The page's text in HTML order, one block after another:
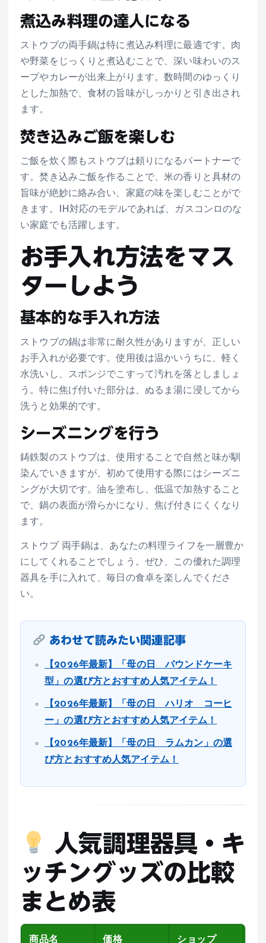
煮込み料理の達人になる
ストウブの両手鍋は特に煮込み料理に最適です。肉
や野菜をじっくりと煮込むことで、深い味わいのス
ープやカレーが出来上がります。数時間のゆっくり
とした加熱で、食材の旨味がしっかりと引き出され
ます。
焚き込みご飯を楽しむ
ご飯を炊く際もストウブは頼りになるパートナーで
す。焚き込みご飯を作ることで、米の香りと具材の
旨味が絶妙に絡み合い、家庭の味を楽しむことがで
きます。IH対応のモデルであれば、ガスコンロのな
い家庭でも活躍します。
お手入れ方法をマス
ターしよう
基本的な手入れ方法
ストウブの鍋は非常に耐久性がありますが、正しい
お手入れが必要です。使用後は温かいうちに、軽く
水洗いし、スポンジでこすって汚れを落としましょ
う。特に焦げ付いた部分は、ぬるま湯に浸してから
洗うと効果的です。
シーズニングを行う
鋳鉄製のストウブは、使用することで自然と味が馴
染んでいきますが、初めて使用する際にはシーズニ
ングが大切です。油を塗布し、低温で加熱すること
で、鍋の表面が滑らかになり、焦げ付きにくくなり
ます。
ストウブ 両手鍋は、あなたの料理ライフを一層豊か
にしてくれることでしょう。ぜひ、この優れた調理
器具を手に入れて、毎日の食卓を楽しんでくださ
い。
あわせて読みたい関連記事
【2026年最新】「母の日 パウンドケーキ
型」の選び方とおすすめ人気アイテム！
【2026年最新】「母の日 ハリオ コーヒ
ー」の選び方とおすすめ人気アイテム！
【2026年最新】「母の日 ラムカン」の選
び方とおすすめ人気アイテム！
人気調理器具・キ
ッチングッズの比較
まとめ表
商品名 価格 ショップ